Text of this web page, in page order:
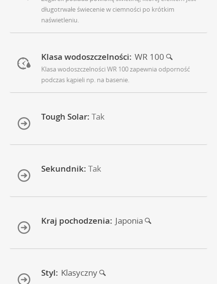
długotrwałe świecenie w ciemności po krótkim
naświetleniu.
Klasa wodoszczelności: WR 100
Klasa wodoszczelności WR 100 zapewnia odporność
podczas kąpieli np. na basenie.
Tough Solar: Tak
Sekundnik: Tak
Kraj pochodzenia: Japonia
Styl: Klasyczny